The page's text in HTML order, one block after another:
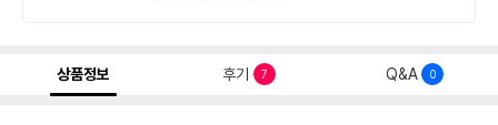
상품정보 후기 7 Q&A 0